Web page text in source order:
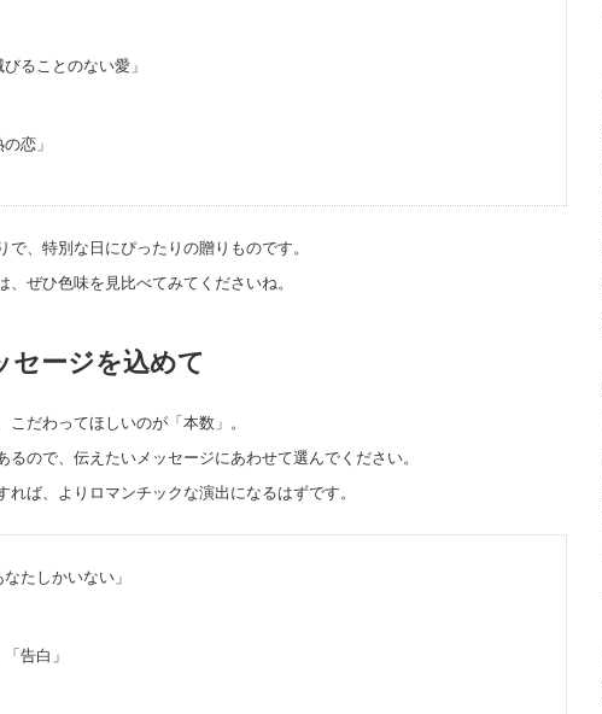
ることのない愛」
恋」
で、特別な日にぴったりの贈りものです。
ぜひ色味を見比べてみてくださいね。
セージを込めて
だわってほしいのが「本数」。
るので、伝えたいメッセージにあわせて選んでください。
れば、よりロマンチックな演出になるはずです。
たしかいない」
告白」